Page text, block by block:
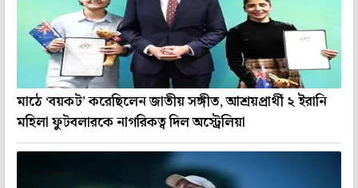
মাঠে ‘বয়কট’ করেছিলেন জাতীয় সঙ্গীত, আশ্রয়প্রার্থী ২ ইরানি
মহিলা ফুটবলারকে নাগরিকত্ব দিল অস্ট্রেলিয়া